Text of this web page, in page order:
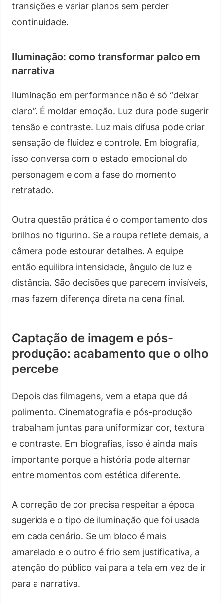
transições e variar planos sem perder
continuidade.
Iluminação: como transformar palco em
narrativa
Iluminação em performance não é só “deixar
claro”. É moldar emoção. Luz dura pode sugerir
tensão e contraste. Luz mais difusa pode criar
sensação de fluidez e controle. Em biografia,
isso conversa com o estado emocional do
personagem e com a fase do momento
retratado.
Outra questão prática é o comportamento dos
brilhos no figurino. Se a roupa reflete demais, a
câmera pode estourar detalhes. A equipe
então equilibra intensidade, ângulo de luz e
distância. São decisões que parecem invisíveis,
mas fazem diferença direta na cena final.
Captação de imagem e pós-
produção: acabamento que o olho
percebe
Depois das filmagens, vem a etapa que dá
polimento. Cinematografia e pós-produção
trabalham juntas para uniformizar cor, textura
e contraste. Em biografias, isso é ainda mais
importante porque a história pode alternar
entre momentos com estética diferente.
A correção de cor precisa respeitar a época
sugerida e o tipo de iluminação que foi usada
em cada cenário. Se um bloco é mais
amarelado e o outro é frio sem justificativa, a
atenção do público vai para a tela em vez de ir
para a narrativa.